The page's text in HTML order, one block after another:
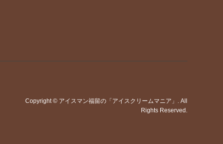
Copyright© アイスマン福留の「アイスクリームマニア」 . All
Rights Reserved.